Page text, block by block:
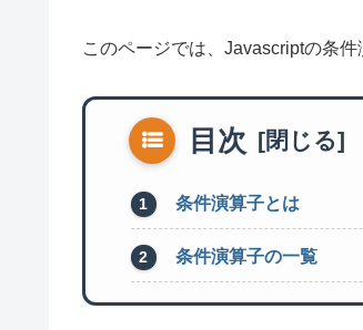
このページでは、Javascriptの条
目次
条件演算子とは
条件演算子の一覧